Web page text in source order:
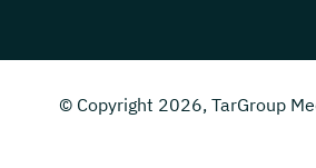
© Copyright 2026, TarGroup